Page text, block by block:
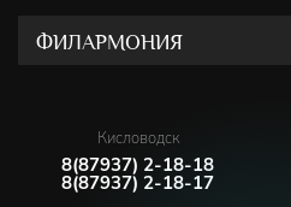
ФИЛАРМОНИЯ
Кисловодск
8(87937) 2-18-18
8(87937) 2-18-17